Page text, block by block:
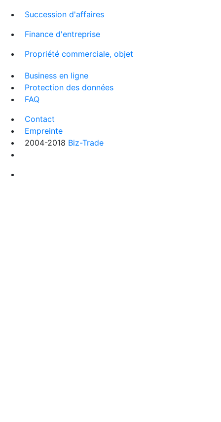
Succession d'affaires
Finance d'entreprise
Propriété commerciale, objet
Business en ligne
Protection des données
FAQ
Contact
Empreinte
2004-2018 Biz-Trade